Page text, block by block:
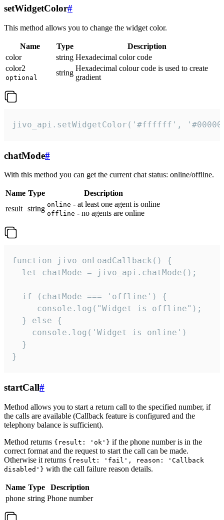
setWidgetColor#
This method allows you to change the widget color.
Name Type
Description
color
string Hexadecimal color code
color2
optional
string
Hexadecimal colour code is used to create
gradient
jivo_api.setWidgetColor('#ffffff',
chatMode#
With this method you can get the current chat status: online/offline.
Name Type
Description
result string online - at least one agent is online
offline - no agents are online
function jivo_onLoadCallback() {
  let chatMode = jivo_api.chatMode();
  if (chatMode === 'offline') {
     console.log("Widget is offline");
  } else {
    console.log('Widget is online')
  }
}
startCall#
Method allows you to start a return call to the specified number, if
the calls are available (Callback feature is configured and the
telephony balance is sufficient).
Method returns {result: 'ok'} if the phone number is in the
correct format and the request to start the call can be made.
Otherwise it returns {result: 'fail', reason: 'Callback
disabled'} with the call failure reason details.
Name Type
Description
phone string Phone number